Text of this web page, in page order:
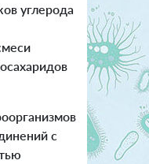
углерода
с